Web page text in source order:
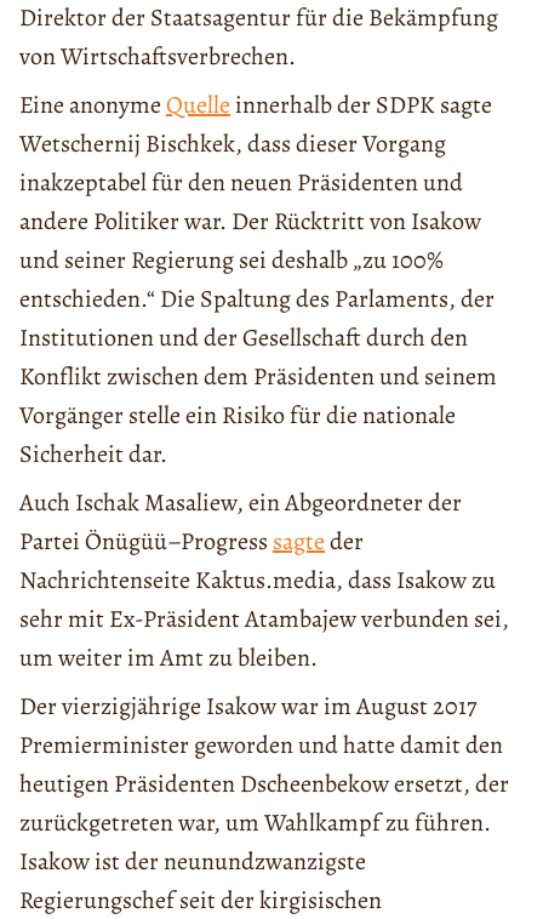
Direktor der Staatsagentur für die Bekämpfung
von Wirtschaftsverbrechen.
Eine anonymeQuelle innerhalb der SDPK sagte
Wetschernij Bischkek, dass dieser Vorgang
inakzeptabel für den neuen Präsidenten und
andere Politiker war. Der Rücktritt von Isakow
und seiner Regierung sei deshalb „zu 100%
entschieden.“ Die Spaltung des Parlaments, der
Institutionen und der Gesellschaft durch den
Konflikt zwischen dem Präsidenten und seinem
Vorgänger stelle ein Risiko für die nationale
Sicherheit dar.
Auch Ischak Masaliew, ein Abgeordneter der
Partei Önügüü–Progress sagteder
Nachrichtenseite Kaktus.media, dass Isakow zu
sehr mit Ex-Präsident Atambajew verbunden sei,
um weiter im Amt zu bleiben.
Der vierzigjährige Isakow war im August 2017
Premierminister geworden und hatte damit den
heutigen Präsidenten Dscheenbekow ersetzt, der
zurückgetreten war, um Wahlkampf zu führen.
Isakow ist der neunundzwanzigste
Regierungschef seit der kirgisischen